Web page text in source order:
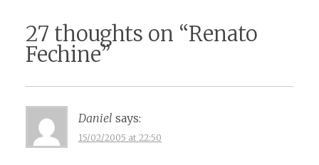
27 thoughts on “Renato
Fechine”
Daniel says:
15/02/2005 at 22:50